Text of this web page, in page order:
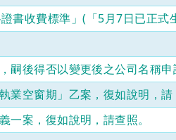
書收費標準」(「5月7日已正式
後得否以變更後之公司名稱
業空窗期」乙案，復如說明，
案，復如說明，請查照。